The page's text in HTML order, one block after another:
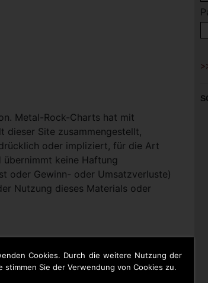
Cookies. Durch die weitere Nutzung der
stimmen Sie der Verwendung von Cookies zu.
Metal-Rock-Charts hat mit
dieser Site zusammengestellt,
oder impliziert, für die Art
keine Haftung
oder Gewinn- oder Umsatzverluste)
Nutzung dieses Materials oder
hinweisen, dass sie keinerlei
Seiten hat. Deshalb distanziert